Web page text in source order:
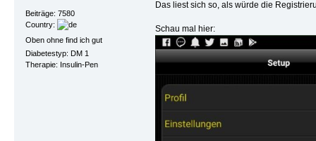
Beiträge: 7580
Country:
Oben ohne find ich gut
Diabetestyp: DM 1
Therapie: Insulin-Pen
Das liest sich so, als würde die
Schau mal hier: